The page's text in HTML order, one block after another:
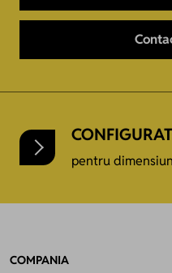
pentru
COMPANIA